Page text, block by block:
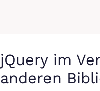
jQuery im
anderen